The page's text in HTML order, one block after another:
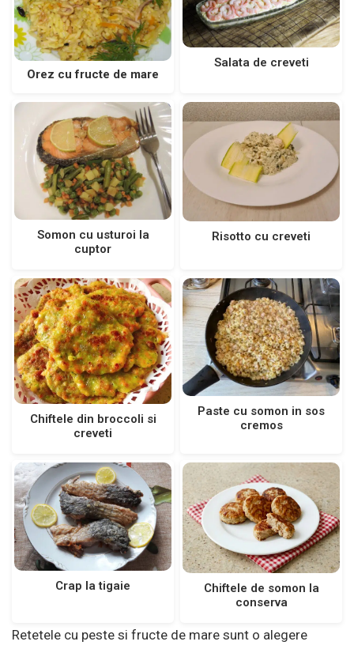
Orez cu fructe de mare
Salata de creveti
Somon cu usturoi la
cuptor
Risotto cu creveti
Chiftele din broccoli si
creveti
Paste cu somon in sos
cremos
Crap la tigaie
Chiftele de somon la
conserva
Retetele cu peste si fructe de mare sunt o alegere